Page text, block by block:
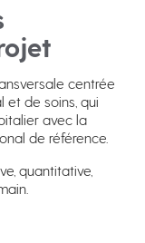
centrée
de soins, qui
avec la
de référence.
quantitative,